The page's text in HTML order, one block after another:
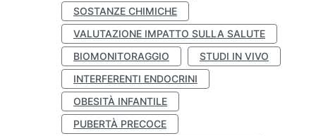
SOSTANZE CHIMICHE
VALUTAZIONE IMPATTO SULLA SALUTE
BIOMONITORAGGIO
STUDI IN VIVO
INTERFERENTI ENDOCRINI
OBESITÀ INFANTILE
PUBERTÀ PRECOCE